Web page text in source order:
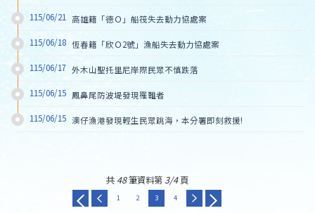
115/06/21 高雄籍「德Ｏ」船筏失去動力協處案
115/06/18 恆春籍「欣Ｏ2號」漁船失去動力協處案
115/06/17 外木山聖托里尼岸際民眾不慎跌落
115/06/15 鳳鼻尾防波堤發現罹難者
115/06/15 澳仔漁港發現輕生民眾跳海，本分署即刻救援!
共 48筆資料第 3/4頁
1 2 3 4